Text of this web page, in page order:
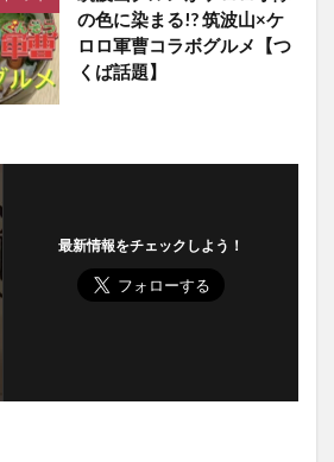
の色に染まる!? 筑波山×ケ
ロロ軍曹コラボグルメ【つ
くば話題】
最新情報をチェックしよう！